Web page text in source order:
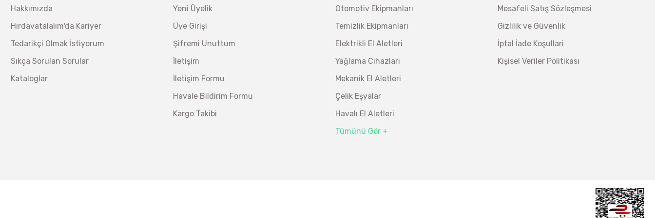
Ücretsiz Nakliye
26.847,00 TL
%26
Hakkımızda
Hırdavatalalım'da Kariyer
Tedarikçi Olmak İstiyorum
Sıkça Sorulan Sorular
Kataloglar
Yeni Üyelik
Üye Girişi
Şifremi Unuttum
İletişim
İletişim Formu
Havale Bildirim Formu
Kargo Takibi
Otomotiv Ekipmanları
Temizlik Ekipmanları
Elektrikli El Aletleri
Yağlama Cihazları
Mekanik El Aletleri
Çelik Eşyalar
Havalı El Aletleri
Tümünü Gör +
Mesafeli Satış Sözleşmesi
Gizlilik ve Güvenlik
İptal İade Koşullari
Kişisel Veriler Politikası